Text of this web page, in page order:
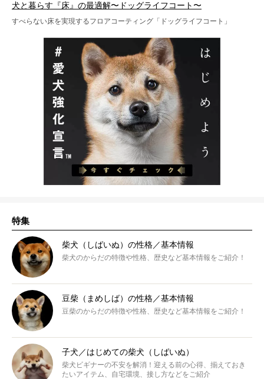
犬と暮らす『床』の最適解〜ドッグライフコート〜
すべらない床を実現するフロアコーティング「ドッグライフコート」
特集
柴犬（しばいぬ）の性格／基本情報
柴犬のからだの特徴や性格、歴史など基本情報をご紹介！
豆柴（まめしば）の性格／基本情報
豆柴のからだの特徴や性格、歴史など基本情報をご紹介！
子犬／はじめての柴犬（しばいぬ）
柴犬ビギナーの不安を解消！迎える前の心得、揃えておき
たいアイテム、自宅環境、接し方などをご紹介